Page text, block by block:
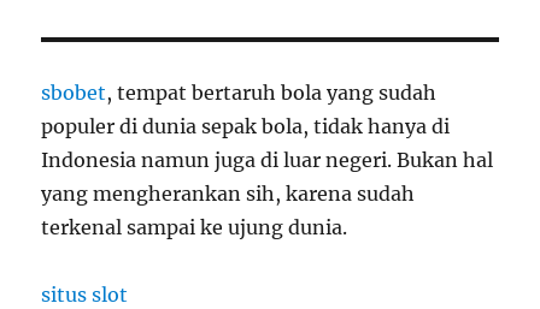
sbobet, tempat bertaruh bola yang sudah
populer di dunia sepak bola, tidak hanya di
Indonesia namun juga di luar negeri. Bukan hal
yang mengherankan sih, karena sudah
terkenal sampai ke ujung dunia.
situs slot